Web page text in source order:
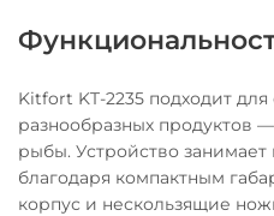
Kitfort KT-2235 подходит
разнообразных продуктов
рыбы. Устройство
благодаря компактным
корпус и нескользящие